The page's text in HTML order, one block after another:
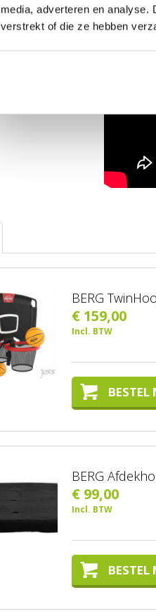
media, adverteren en analyse.
verstrekt of die ze hebben
BERG
€ 159,00
Incl. BTW
BESTEL
BERG
€ 99,00
Incl. BTW
BESTEL